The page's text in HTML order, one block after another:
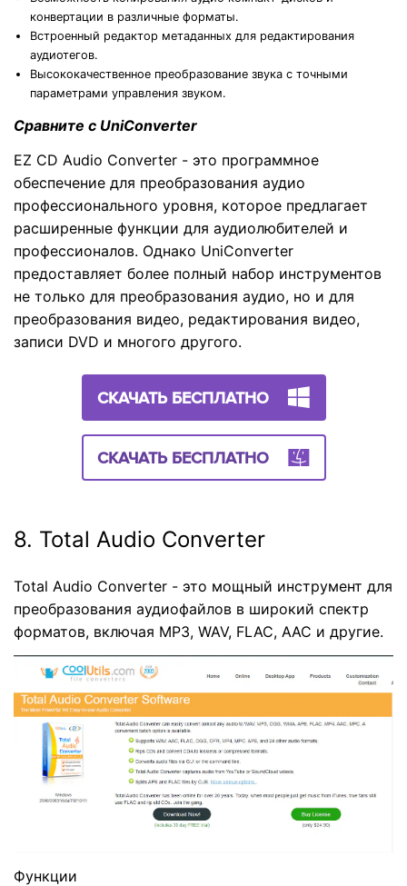
конвертации в различные форматы.
Встроенный редактор метаданных для редактирования
аудиотегов.
Высококачественное преобразование звука с точными
параметрами управления звуком.
Сравните с UniConverter
EZ CD Audio Converter - это программное
обеспечение для преобразования аудио
профессионального уровня, которое предлагает
расширенные функции для аудиолюбителей и
профессионалов. Однако UniConverter
предоставляет более полный набор инструментов
не только для преобразования аудио, но и для
преобразования видео, редактирования видео,
записи DVD и многого другого.
СКАЧАТЬ БЕСПЛАТНО
СКАЧАТЬ БЕСПЛАТНО
8. Total Audio Converter
Total Audio Converter - это мощный инструмент для
преобразования аудиофайлов в широкий спектр
форматов, включая MP3, WAV, FLAC, AAC и другие.
Функции